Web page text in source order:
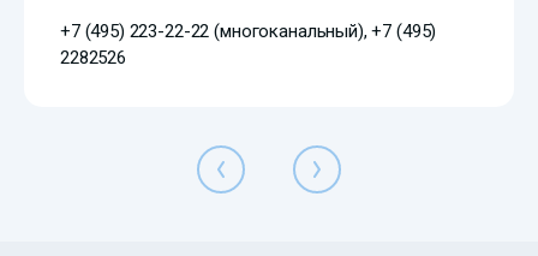
+7 (495) 223-22-22 (многоканальный), +7 (495)
2282526